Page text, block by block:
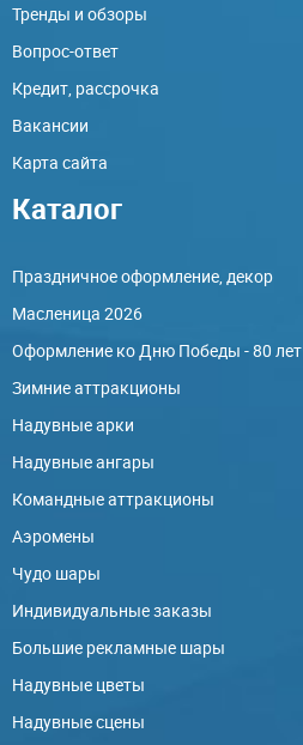
Тренды и обзоры
Вопрос-ответ
Кредит, рассрочка
Вакансии
Карта сайта
Каталог
Праздничное оформление, декор
Масленица 2026
Оформление ко Дню Победы - 80 лет
Зимние аттракционы
Надувные арки
Надувные ангары
Командные аттракционы
Аэромены
Чудо шары
Индивидуальные заказы
Большие рекламные шары
Надувные цветы
Надувные сцены